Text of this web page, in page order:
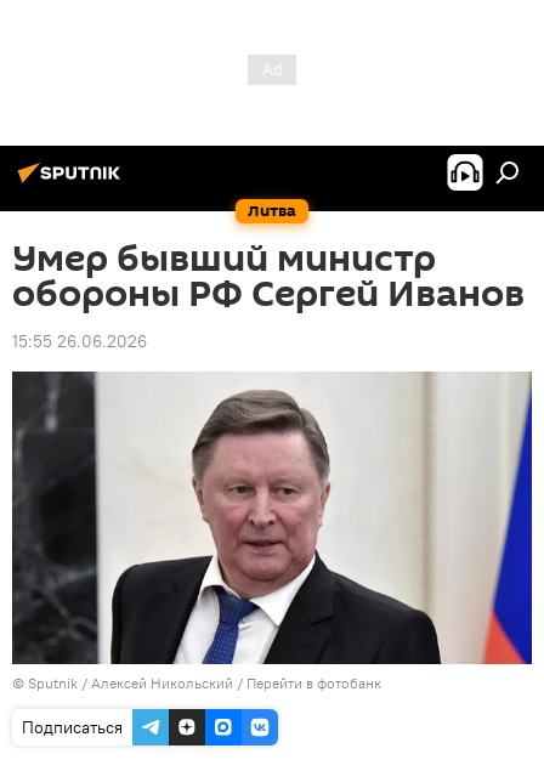
Литва
Умер бывший министр
обороны РФ Сергей Иванов
15:55 26.06.2026
© Sputnik / Алексей Никольский / Перейти в фотобанк
Подписаться